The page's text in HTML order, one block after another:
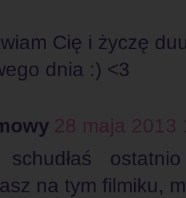
Cię i życzę
dnia :) <3
28 maja 2013
na tym filmiku,